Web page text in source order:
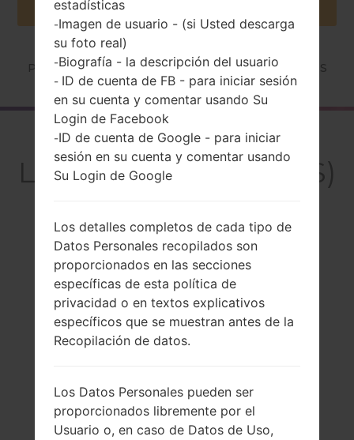
Página principal → Serie →LG K4 2017 →LGX230DS
El resumen
LGX230DS(LGX230DS)
Comparar
estadísticas
-Imagen de usuario - (si Usted descarga
su foto real)
-Biografía - la descripción del usuario
- ID de cuenta de FB - para iniciar sesión
en su cuenta y comentar usando Su
Login de Facebook
-ID de cuenta de Google - para iniciar
sesión en su cuenta y comentar usando
Su Login de Google
Los detalles completos de cada tipo de
Datos Personales recopilados son
proporcionados en las secciones
específicas de esta política de
privacidad o en textos explicativos
específicos que se muestran antes de la
Recopilación de datos.
Los Datos Personales pueden ser
proporcionados libremente por el
Usuario o, en caso de Datos de Uso,